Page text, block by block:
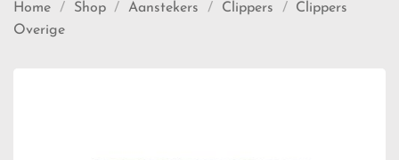
Home / Shop / Aanstekers / Clippers /
Clippers
Overige